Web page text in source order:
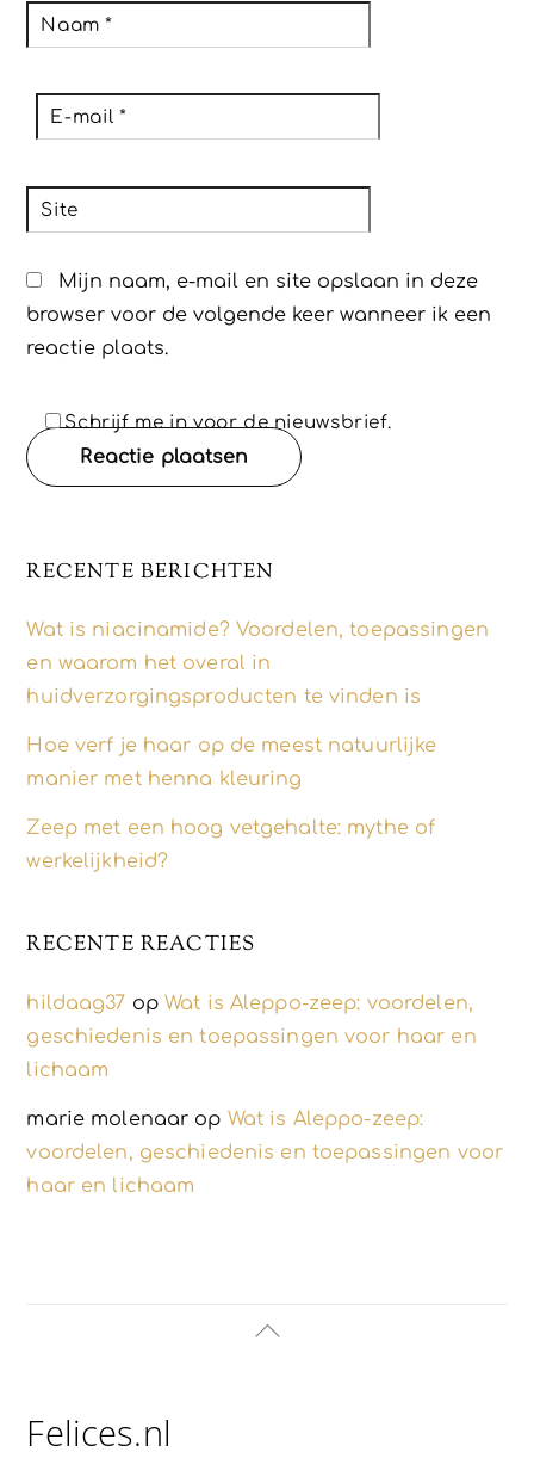
Naam*
E-mail *
Site
Mijn naam, e-mail en site opslaan in deze
browser voor de volgende keer wanneer ik een
reactie plaats.
Schrijf me in voor de nieuwsbrief.
RECENTE BERICHTEN
Wat is niacinamide? Voordelen, toepassingen
en waarom het overal in
huidverzorgingsproducten te vinden is
Hoe verf je haar op de meest natuurlijke
manier met henna kleuring
Zeep met een hoog vetgehalte: mythe of
werkelijkheid?
RECENTE REACTIES
hildaag37 opWat is Aleppo-zeep: voordelen,
geschiedenis en toepassingen voor haar en
lichaam
marie molenaar op Wat is Aleppo-zeep:
voordelen, geschiedenis en toepassingen voor
haar en lichaam
Back
Felices.nl